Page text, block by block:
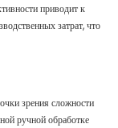
приводит к
затрат, что
зрения сложности
ручной обработке